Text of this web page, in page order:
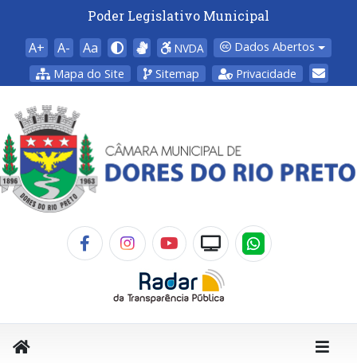
Poder Legislativo Municipal
A+ A- Aa NVDA
Dados Abertos
Mapa do Site
Sitemap Privacidade